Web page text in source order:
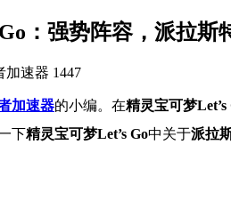
：强势阵容，派拉斯
加速器 1447
加速器的小编。在精灵宝可梦Let’s
下精灵宝可梦Let’s Go中关于派拉